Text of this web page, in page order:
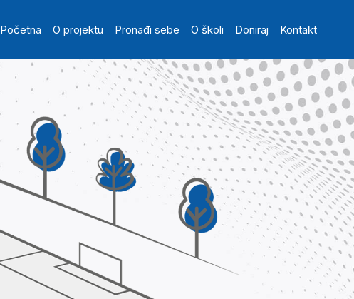
Main navigation
Početna O projektu Pronađi sebe O školi Doniraj Kontakt